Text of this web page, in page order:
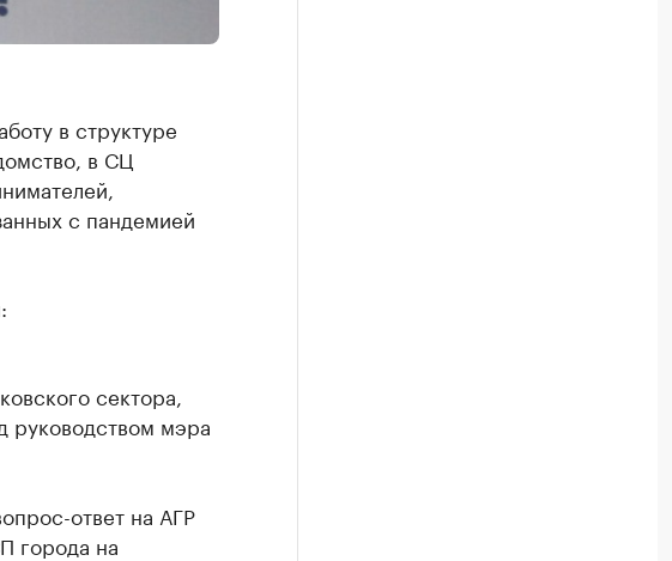
в структуре
в СЦ
с пандемией
сектора,
руководством мэра
ответ на АГР
города на